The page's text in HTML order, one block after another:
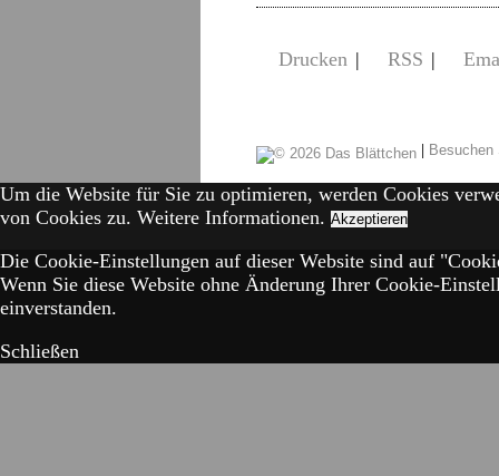
Drucken | RSS |
|
Um die Website für Sie zu optimieren, werden Cookies
von Cookies zu. Weitere Informationen. Akzeptieren
Die Cookie-Einstellungen auf dieser Website sind auf
Wenn Sie diese Website ohne Änderung Ihrer Cookie-
einverstanden.
Schließen